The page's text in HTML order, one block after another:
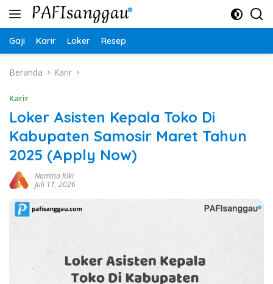
Langsung
Gaji Karir Loker Resep
Beranda Karir
Karir
Loker Asisten Kepala Toko Di
Kabupaten Samosir Maret Tahun
2025 (Apply Now)
Namina Kiki
Juli 11, 2026